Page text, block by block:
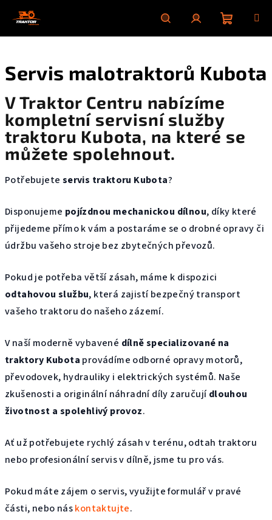
SearchLogin
cart
Servis malotraktorů Kubota
V Traktor Centru nabízíme
kompletní servisní služby
traktoru Kubota, na které se
můžete spolehnout.
Potřebujete servis traktoru Kubota?
Disponujeme pojízdnou mechanickou dílnou, díky které
přijedeme přímo k vám a postaráme se o drobné opravy či
údržbu vašeho stroje bez zbytečných převozů.
Pokud je potřeba větší zásah, máme k dispozici
odtahovou službu, která zajistí bezpečný transport
vašeho traktoru do našeho zázemí.
V naší moderně vybavené dílně specializované na
traktory Kubota provádíme odborné opravy motorů,
převodovek, hydrauliky i elektrických systémů. Naše
zkušenosti a originální náhradní díly zaručujídlouhou
životnost a spolehlivý provoz.
Ať už potřebujete rychlý zásah v terénu, odtah traktoru
nebo profesionální servis v dílně, jsme tu pro vás.
Pokud máte zájem o servis, využijte formulář v pravé
části, nebo náskontaktujte.